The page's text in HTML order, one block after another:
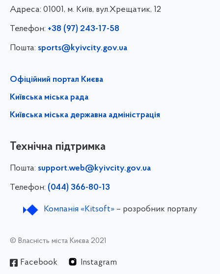
Адреса: 01001, м. Київ, вул.Хрещатик, 12
Телефон: +38 (97) 243-17-58
Пошта: sports@kyivcity.gov.ua
Офіційний портал Києва
Київська міська рада
Київська міська державна адміністрація
Технічна підтримка
Пошта: support.web@kyivcity.gov.ua
Телефон: (044) 366-80-13
Компанія «Kitsoft»– розробник порталу
© Власність міста Києва 2021
Facebook Instagram